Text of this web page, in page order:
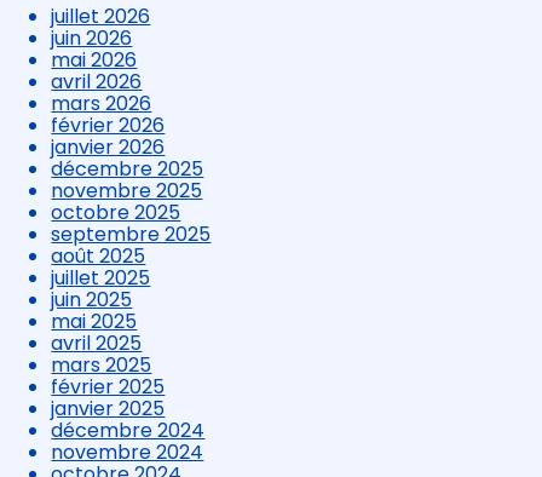
juillet 2026
juin 2026
mai 2026
avril 2026
mars 2026
février 2026
janvier 2026
décembre 2025
novembre 2025
octobre 2025
septembre 2025
août 2025
juillet 2025
juin 2025
mai 2025
avril 2025
mars 2025
février 2025
janvier 2025
décembre 2024
novembre 2024